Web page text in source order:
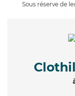
Sous réserve de